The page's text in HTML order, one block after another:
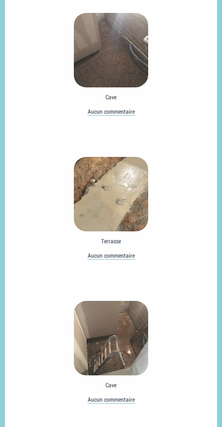
Cave
Aucun commentaire
Terrasse
Aucun commentaire
Cave
Aucun commentaire